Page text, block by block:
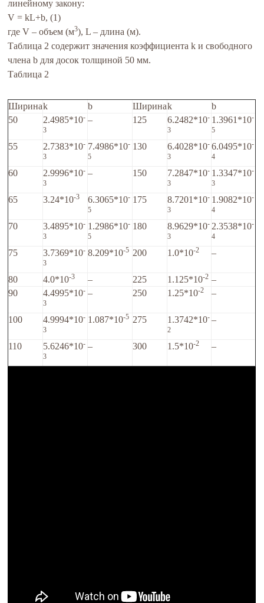
линейному закону:
V = kL+b, (1)
где V – объем (м3), L – длина (м).
Таблица 2 содержит значения коэффициента k и свободного
члена b для досок толщиной 50 мм.
Таблица 2
Ширинаk b Ширинаk
b
50
2.4985*10-
3
– 125 6.2482*10-
3
1.3961*10-
5
55 2.7383*10-
3
7.4986*10-
5
130 6.4028*10-
3
6.0495*10-
4
60 2.9996*10-
3
– 150 7.2847*10-
3
1.3347*10-
3
65 3.24*10-3 6.3065*10-
5
175 8.7201*10-
3
1.9082*10-
4
70 3.4895*10-
3
1.2986*10-
5
180 8.9629*10-
3
2.3538*10-
4
75 3.7369*10-
3
8.209*10-5 200 1.0*10-2 –
80 4.0*10-3 – 225 1.125*10-2 –
90
4.4995*10-
3
– 250 1.25*10-2 –
100 4.9994*10-
3
1.087*10-5 275 1.3742*10-
2
–
110 5.6246*10-
3
– 300 1.5*10-2 –